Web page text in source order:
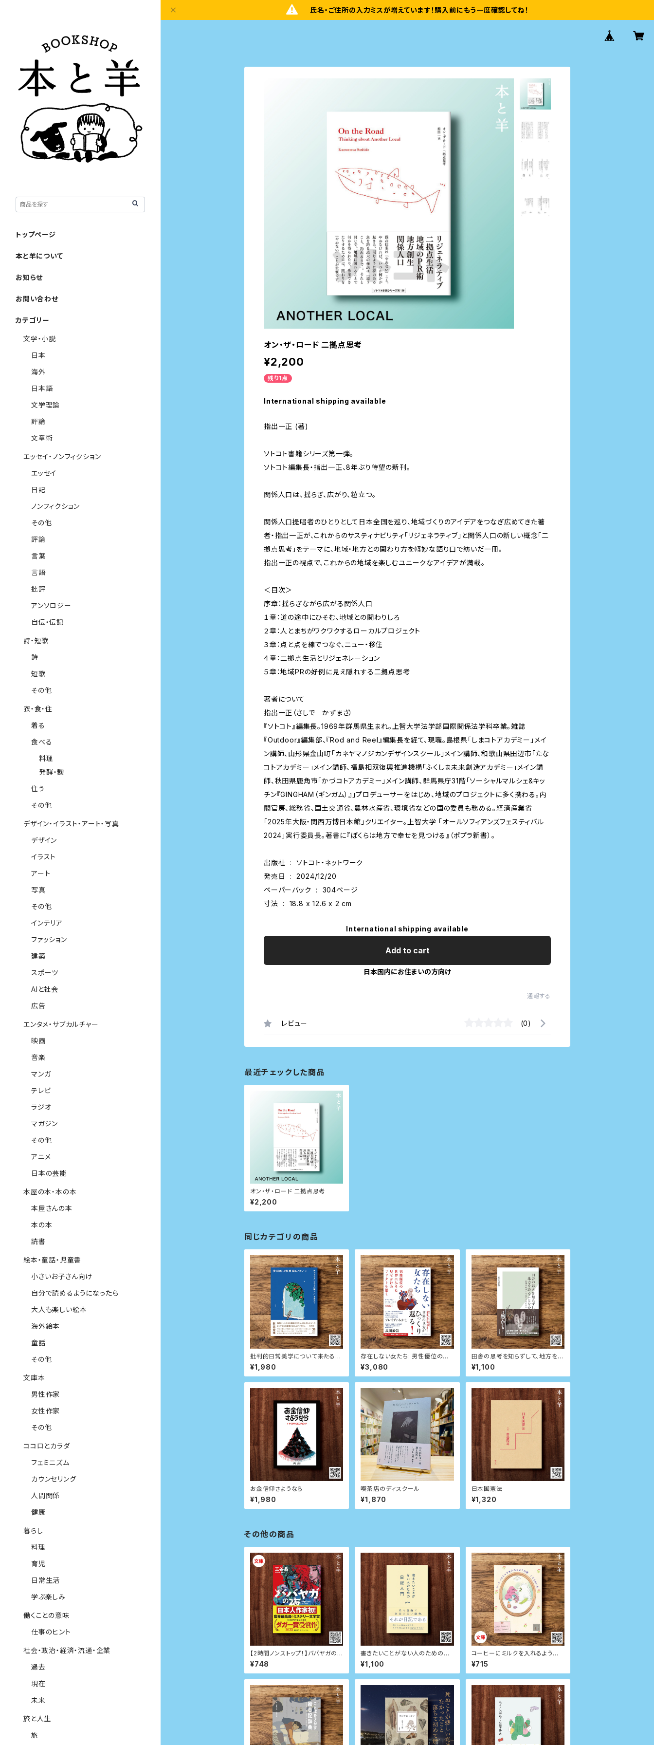
氏名・ご住所の入力ミスが増えています！購入前にもう一度確認してね！
オン・ザ・ロード 二拠点思考
¥2,200
残り1点
International shipping available
指出一正 (著)
ソトコト書籍シリーズ第一弾。
ソトコト編集長・指出一正、8年ぶり待望の新刊。
関係人口は、揺らぎ、広がり、粒立つ。
関係人口提唱者のひとりとして日本全国を巡り、地域づくりのアイデアをつなぎ広めてきた著
者・指出一正が、これからのサスティナビリティ「リジェネラティブ」と関係人口の新しい概念「二
拠点思考」をテーマに、地域・地方との関わり方を軽妙な語り口で紡いだ一冊。
指出一正の視点で、これからの地域を楽しむユニークなアイデアが満載。
＜目次＞
序章：揺らぎながら広がる関係人口
１章：道の途中にひそむ、地域との関わりしろ
２章：人とまちがワクワクするローカルプロジェクト
３章：点と点を線でつなぐ、ニュー・移住
４章：二拠点生活とリジェネレーション
５章：地域PRの好例に見え隠れする二拠点思考
著者について
指出一正（さしで かずまさ）
『ソトコト』編集長。1969年群馬県生まれ。上智大学法学部国際関係法学科卒業。雑誌
『Outdoor』編集部、『Rod and Reel』編集長を経て、現職。島根県「しまコトアカデミー」メイ
ン講師、山形県金山町「カネヤマノジカンデザインスクール」メイン講師、和歌山県田辺市「たな
コトアカデミー」メイン講師、福島相双復興推進機構「ふくしま未来創造アカデミー」メイン講
師、秋田県鹿角市「かづコトアカデミー」メイン講師、群馬県庁31階「ソーシャルマルシェ&キッ
チン『GINGHAM（ギンガム）』」プロデューサーをはじめ、地域のプロジェクトに多く携わる。内
閣官房、総務省、国土交通省、農林水産省、環境省などの国の委員も務める。経済産業省
「2025年大阪・関西万博日本館」クリエイター。上智大学 「オールソフィアンズフェスティバル
2024」実行委員長。著書に『ぼくらは地方で幸せを見つける』（ポプラ新書）。
出版社 ‏ : ‎ ソトコト・ネットワーク
発売日 ‏ : ‎ 2024/12/20
ペーパーバック ‏ : ‎ 304ページ
寸法 ‏ : ‎ 18.8 x 12.6 x 2 cm
International shipping available
Add to cart
日本国内にお住まいの方向け
通報する
レビュー (0)
最近チェックした商品
オン・ザ・ロード 二拠点思考
¥2,200
同じカテゴリの商品
批判的日常美学について――来たるべ
き「ふつうの暮らし」を求めて
¥1,980
存在しない女たち: 男性優位の世
界にひそむ見せかけのファクトを
暴く
¥3,080
田舎の思考を知らずして、地方を語
ることなかれ 過疎地域から考える
日本
¥1,100
お金信仰さようなら
¥1,980
喫茶店のディスクール
¥1,870
日本国憲法
¥1,320
その他の商品
【2時間ノンストップ！】ババヤガの
夜
¥748
書きたいことがない人のための日
記入門 (星海社新書)
¥1,100
コーヒーにミルクを入れるような
愛（サイン本）
¥715
トップページ
本と羊について
お知らせ
お問い合わせ
カテゴリー
文学・小説
日本
海外
日本語
文学理論
評論
文章術
エッセイ・ノンフィクション
エッセイ
日記
ノンフィクション
その他
評論
言葉
言語
批評
アンソロジー
自伝・伝記
詩・短歌
詩
短歌
その他
衣・食・住
着る
食べる
料理
発酵・麹
住う
その他
デザイン・イラスト・アート・写真
デザイン
イラスト
アート
写真
その他
インテリア
ファッション
建築
スポーツ
AIと社会
広告
エンタメ・サブカルチャー
映画
音楽
マンガ
テレビ
ラジオ
マガジン
その他
アニメ
日本の芸能
本屋の本・本の本
本屋さんの本
本の本
読書
絵本・童話・児童書
小さいお子さん向け
自分で読めるようになったら
大人も楽しい絵本
海外絵本
童話
その他
文庫本
男性作家
女性作家
その他
ココロとカラダ
フェミニズム
カウンセリング
人間関係
健康
暮らし
料理
育児
日常生活
学ぶ楽しみ
働くことの意味
仕事のヒント
社会・政治・経済・流通・企業
過去
現在
未来
旅と人生
旅